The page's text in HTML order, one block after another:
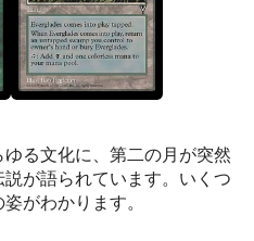
る文化に、第二の月が突然
が語られています。いくつ
がわかります。